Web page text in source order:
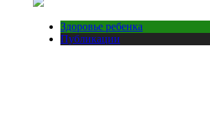
Здоровье ребенка
Публикации